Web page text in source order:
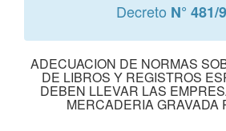
Decreto N° 481/
ADECUACION DE NORMAS
DE LIBROS Y REGISTROS
DEBEN LLEVAR LAS
MERCADERIA GRAVADA